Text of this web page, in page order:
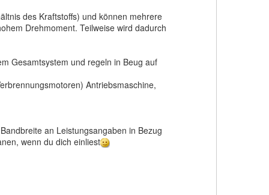
des Kraftstoffs) und können mehrere
Drehmoment. Teilweise wird dadurch
Gesamtsystem und regeln in Beug auf
Antriebsmaschine,
an Leistungsangaben in Bezug
wenn du dich einliest